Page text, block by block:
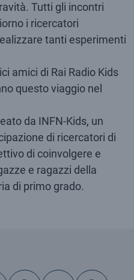
Tutti gli incontri
i ricercatori
tanti esperimenti
amici di Rai Radio Kids
questo viaggio nel
da INFN-Kids, un
di ricercatori di
di coinvolgere e
e ragazzi della
di primo grado.